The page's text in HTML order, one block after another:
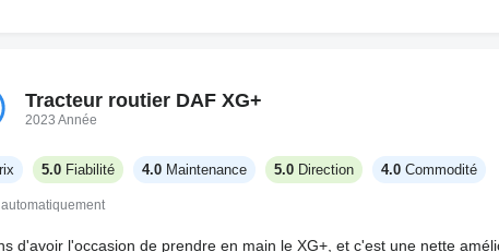
Tracteur routier DAF XG+
2023 Année
5.0 Fiabilité 4.0 Maintenance 5.0 Direction 4.0 Commodité
d'avoir l'occasion de prendre en main le XG+, et c'est une nette